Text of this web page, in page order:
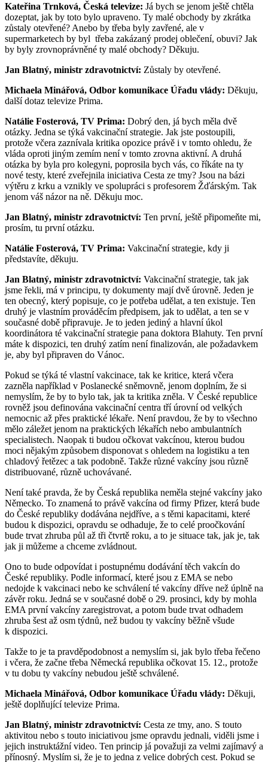
Kateřina Trnková, Česká televize: Já bych se jenom ještě chtěla
dozeptat, jak by toto bylo upraveno. Ty malé obchody by zkrátka
zůstaly otevřené? Anebo by třeba byly zavřené, ale v
supermarketech by byl třeba zakázaný prodej oblečení, obuvi? Jak
by byly zrovnoprávněné ty malé obchody? Děkuju.
Jan Blatný, ministr zdravotnictví: Zůstaly by otevřené.
Michaela Minářová, Odbor komunikace Úřadu vlády: Děkuju,
další dotaz televize Prima.
Natálie Fosterová, TV Prima: Dobrý den, já bych měla dvě
otázky. Jedna se týká vakcinační strategie. Jak jste postoupili,
protože včera zaznívala kritika opozice právě i v tomto ohledu, že
vláda oproti jiným zemím není v tomto zrovna aktivní. A druhá
otázka by byla pro kolegyni, poprosila bych vás, co říkáte na ty
nové testy, které zveřejnila iniciativa Cesta ze tmy? Jsou na bázi
výtěru z krku a vznikly ve spolupráci s profesorem Žďárským. Tak
jenom váš názor na ně. Děkuju moc.
Jan Blatný, ministr zdravotnictví: Ten první, ještě připomeňte mi,
prosím, tu první otázku.
Natálie Fosterová, TV Prima: Vakcinační strategie, kdy ji
představíte, děkuju.
Jan Blatný, ministr zdravotnictví: Vakcinační strategie, tak jak
jsme řekli, má v principu, ty dokumenty mají dvě úrovně. Jeden je
ten obecný, který popisuje, co je potřeba udělat, a ten existuje. Ten
druhý je vlastním prováděcím předpisem, jak to udělat, a ten se v
současné době připravuje. Je to jeden jediný a hlavní úkol
koordinátora té vakcinační strategie pana doktora Blahuty. Ten první
máte k dispozici, ten druhý zatím není finalizován, ale požadavkem
je, aby byl připraven do Vánoc.
Pokud se týká té vlastní vakcinace, tak ke kritice, která včera
zazněla například v Poslanecké sněmovně, jenom doplním, že si
nemyslím, že by to bylo tak, jak ta kritika zněla. V České republice
rovněž jsou definována vakcinační centra tří úrovní od velkých
nemocnic až přes praktické lékaře. Není pravdou, že by to všechno
mělo záležet jenom na praktických lékařích nebo ambulantních
specialistech. Naopak ti budou očkovat vakcínou, kterou budou
moci nějakým způsobem disponovat s ohledem na logistiku a ten
chladový řetězec a tak podobně. Takže různé vakcíny jsou různě
distribuované, různě uchovávané.
Není také pravda, že by Česká republika neměla stejné vakcíny jako
Německo. To znamená to právě vakcína od firmy Pfizer, která bude
do České republiky dodávána nejdříve, a s těmi kapacitami, které
budou k dispozici, opravdu se odhaduje, že to celé proočkování
bude trvat zhruba půl až tři čtvrtě roku, a to je situace tak, jak je, tak
jak ji můžeme a chceme zvládnout.
Ono to bude odpovídat i postupnému dodávání těch vakcín do
České republiky. Podle informací, které jsou z EMA se nebo
nedojde k vakcinaci nebo ke schválení té vakcíny dříve než úplně na
závěr roku. Jedná se v současné době o 29. prosinci, kdy by mohla
EMA první vakcíny zaregistrovat, a potom bude trvat odhadem
zhruba šest až osm týdnů, než budou ty vakcíny běžně všude
k dispozici.
Takže to je ta pravděpodobnost a nemyslím si, jak bylo třeba řečeno
i včera, že začne třeba Německá republika očkovat 15. 12., protože
v tu dobu ty vakcíny nebudou ještě schválené.
Michaela Minářová, Odbor komunikace Úřadu vlády: Děkuji,
ještě doplňující televize Prima.
Jan Blatný, ministr zdravotnictví: Cesta ze tmy, ano. S touto
aktivitou nebo s touto iniciativou jsme opravdu jednali, viděli jsme i
jejich instruktážní video. Ten princip já považuji za velmi zajímavý a
přínosný. Myslím si, že je to jedna z velice dobrých cest. Pokud se